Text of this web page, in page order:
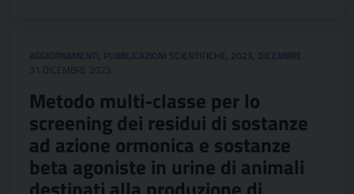
AGGIORNAMENTI, PUBBLICAZIONI SCIENTIFICHE, 2023, DICEMBRE
31 DICEMBRE 2023
Metodo multi-classe per lo
screening dei residui di sostanze
ad azione ormonica e sostanze
beta agoniste in urine di animali